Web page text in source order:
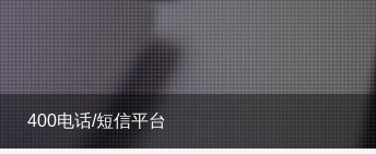
400电话/短信平台